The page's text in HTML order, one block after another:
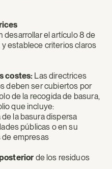
desarrollar el artículo 8 de
y establece criterios claros
costes: Las directrices
deben ser cubiertos por
de la recogida de basura,
que incluye:
de la basura dispersa
públicas o en su
de empresas
de los residuos